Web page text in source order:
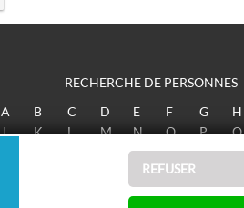
RECHERCHE DE PERSONNES
A
B C D E F G H
J
K L M N O P Q
W X Y Z
REFUSER